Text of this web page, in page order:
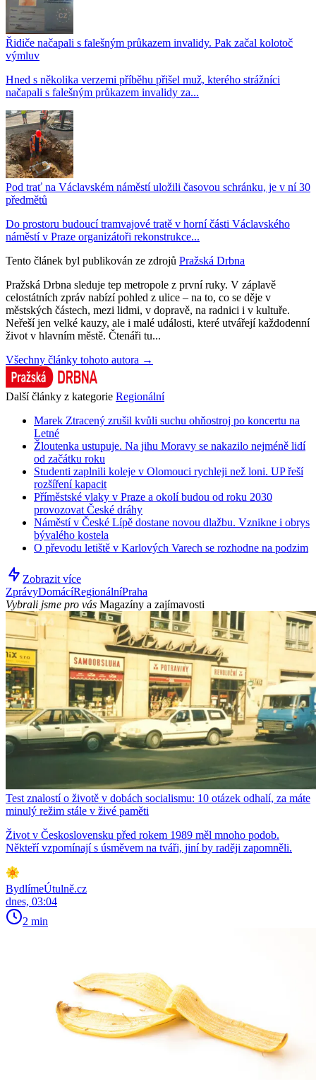
Řidiče načapali s falešným průkazem invalidy. Pak začal kolotoč
výmluv
Hned s několika verzemi příběhu přišel muž, kterého strážníci
načapali s falešným průkazem invalidy za...
Pod trať na Václavském náměstí uložili časovou schránku, je v ní 30
předmětů
Do prostoru budoucí tramvajové tratě v horní části Václavského
náměstí v Praze organizátoři rekonstrukce...
Tento článek byl publikován ze zdrojů Pražská Drbna
Pražská Drbna sleduje tep metropole z první ruky. V záplavě
celostátních zpráv nabízí pohled z ulice – na to, co se děje v
městských částech, mezi lidmi, v dopravě, na radnici i v kultuře.
Neřeší jen velké kauzy, ale i malé události, které utvářejí každodenní
život v hlavním městě. Čtenáři tu...
Všechny články tohoto autora →
Další články z kategorie Regionální
Marek Ztracený zrušil kvůli suchu ohňostroj po koncertu na
Letné
Žloutenka ustupuje. Na jihu Moravy se nakazilo nejméně lidí
od začátku roku
Studenti zaplnili koleje v Olomouci rychleji než loni. UP řeší
rozšíření kapacit
Příměstské vlaky v Praze a okolí budou od roku 2030
provozovat České dráhy
Náměstí v České Lípě dostane novou dlažbu. Vznikne i obrys
bývalého kostela
O převodu letiště v Karlových Varech se rozhodne na podzim
Zobrazit více
ZprávyDomácíRegionálníPraha
Vybrali jsme pro vás Magazíny a zajímavosti
Test znalostí o životě v dobách socialismu: 10 otázek odhalí, za máte
minulý režim stále v živé paměti
Život v Československu před rokem 1989 měl mnoho podob.
Někteří vzpomínají s úsměvem na tváři, jiní by raději zapomněli.
BydlímeÚtulně.cz
dnes, 03:04
2 min